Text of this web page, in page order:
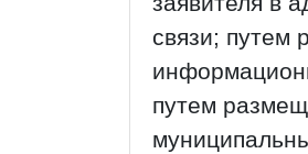
связи; путем
путем